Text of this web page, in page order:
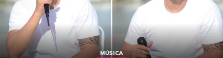
MÚSICA